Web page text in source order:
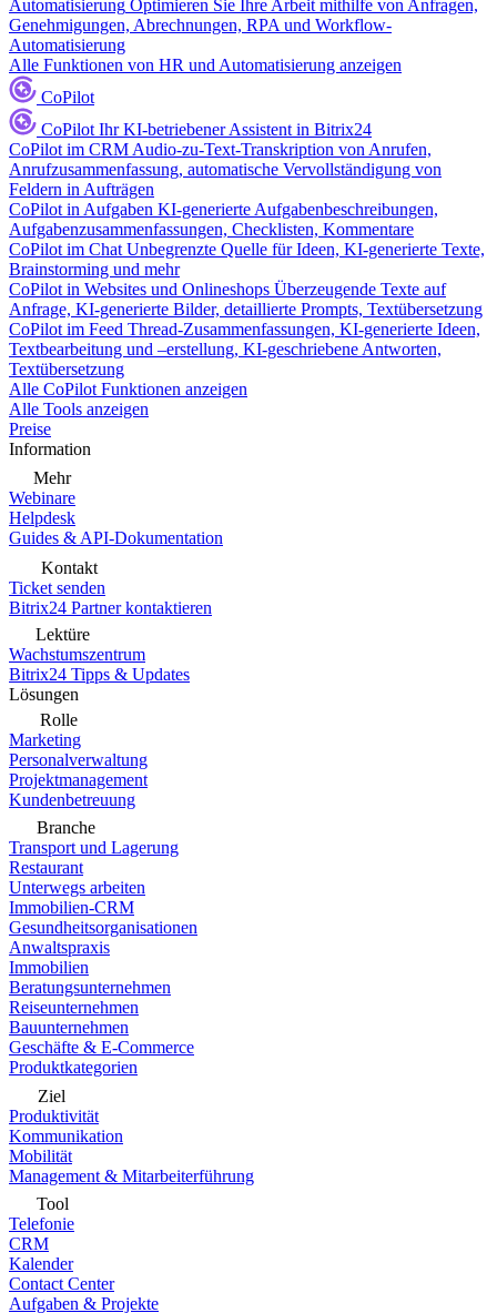
Automatisierung Optimieren Sie Ihre Arbeit mithilfe von Anfragen,
Genehmigungen, Abrechnungen, RPA und Workflow-
Automatisierung
Alle Funktionen von HR und Automatisierung anzeigen
CoPilot
CoPilot Ihr KI-betriebener Assistent in Bitrix24
CoPilot im CRM Audio-zu-Text-Transkription von Anrufen,
Anrufzusammenfassung, automatische Vervollständigung von
Feldern in Aufträgen
CoPilot in Aufgaben KI-generierte Aufgabenbeschreibungen,
Aufgabenzusammenfassungen, Checklisten, Kommentare
CoPilot im Chat Unbegrenzte Quelle für Ideen, KI-generierte Texte,
Brainstorming und mehr
CoPilot in Websites und Onlineshops Überzeugende Texte auf
Anfrage, KI-generierte Bilder, detaillierte Prompts, Textübersetzung
CoPilot im Feed Thread-Zusammenfassungen, KI-generierte Ideen,
Textbearbeitung und –erstellung, KI-geschriebene Antworten,
Textübersetzung
Alle CoPilot Funktionen anzeigen
Alle Tools anzeigen
Preise
Information
Mehr
Webinare
Helpdesk
Guides & API-Dokumentation
Kontakt
Ticket senden
Bitrix24 Partner kontaktieren
Lektüre
Wachstumszentrum
Bitrix24 Tipps & Updates
Lösungen
Rolle
Marketing
Personalverwaltung
Projektmanagement
Kundenbetreuung
Branche
Transport und Lagerung
Restaurant
Unterwegs arbeiten
Immobilien-CRM
Gesundheitsorganisationen
Anwaltspraxis
Immobilien
Beratungsunternehmen
Reiseunternehmen
Bauunternehmen
Geschäfte & E-Commerce
Produktkategorien
Ziel
Produktivität
Kommunikation
Mobilität
Management & Mitarbeiterführung
Tool
Telefonie
CRM
Kalender
Contact Center
Aufgaben & Projekte